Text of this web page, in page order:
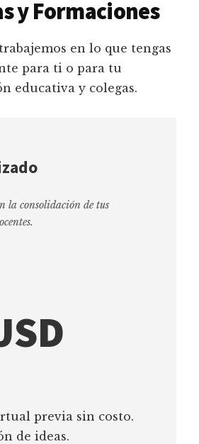
y Formaciones
en lo que tengas
para ti o para tu
educativa y colegas.
la consolidación de tus
previa sin costo.
de ideas.